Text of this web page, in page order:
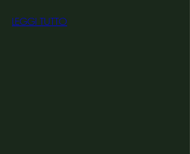
LEGGI TUTTO